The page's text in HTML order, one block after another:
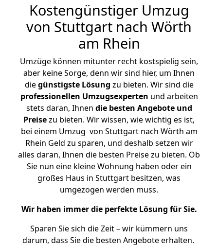
Kostengünstiger Umzug
von Stuttgart nach Wörth
am Rhein
Umzüge können mitunter recht kostspielig sein,
aber keine Sorge, denn wir sind hier, um Ihnen
diegünstigste Lösung zu bieten. Wir sind die
professionellen Umzugsexperten und arbeiten
stets daran, Ihnen die besten Angebote und
Preisezu bieten. Wir wissen, wie wichtig es ist,
bei einem Umzug von Stuttgart nach Wörth am
Rhein Geld zu sparen, und deshalb setzen wir
alles daran, Ihnen die besten Preise zu bieten. Ob
Sie nun eine kleine Wohnung haben oder ein
großes Haus in Stuttgart besitzen, was
umgezogen werden muss.
Wir haben immer die perfekte Lösung für Sie.
Sparen Sie sich die Zeit – wir kümmern uns
darum, dass Sie die besten Angebote erhalten.